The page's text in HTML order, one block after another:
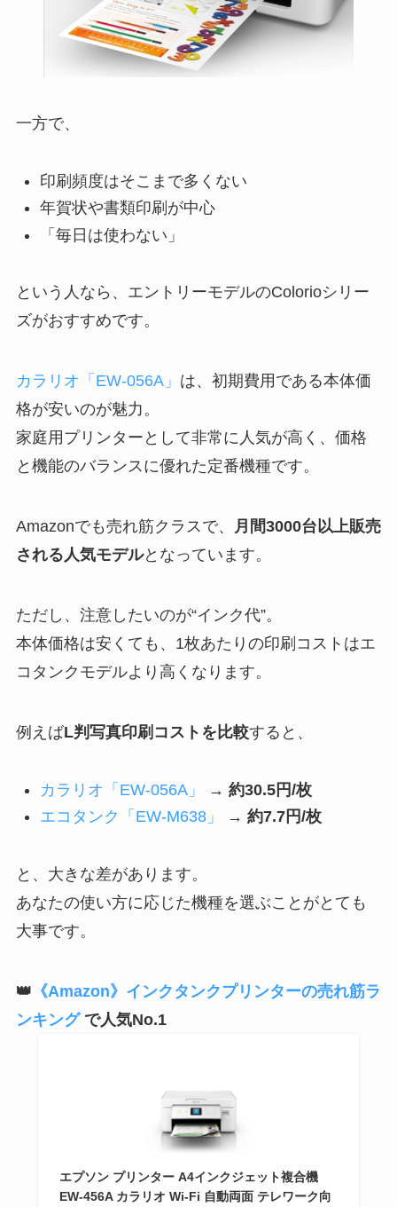
一方で、
印刷頻度はそこまで多くない
年賀状や書類印刷が中心
「毎日は使わない」
という人なら、エントリーモデルのColorioシリー
ズがおすすめです。
カラリオ「EW-056A」 は、初期費用である本体価
格が安いのが魅力。
家庭用プリンターとして非常に人気が高く、価格
と機能のバランスに優れた定番機種です。
Amazonでも売れ筋クラスで、
月間3000台以上販売
される人気モデルとなっています。
ただし、注意したいのが“インク代”。
本体価格は安くても、1枚あたりの印刷コストはエ
コタンクモデルより高くなります。
例えばL判写真印刷コストを比較すると、
カラリオ「EW-056A」 → 約30.5円/枚
エコタンク「EW-M638」
→ 約7.7円/枚
と、大きな差があります。
あなたの使い方に応じた機種を選ぶことがとても
大事です。
👑 《Amazon》インクタンクプリンターの売れ筋ラ
ンキングで人気No.1
エプソン プリンター A4インクジェット複合機
EW-456A カラリオ Wi-Fi 自動両面 テレワーク向